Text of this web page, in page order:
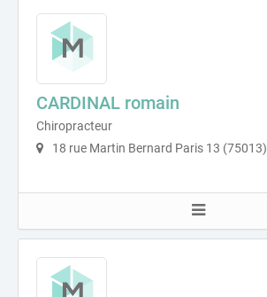
CARDINAL romain
Chiropracteur
18 rue Martin Bernard Paris 13 (75013)